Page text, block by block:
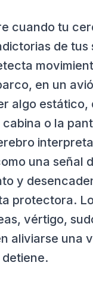
cuando tu
de tus
en un
algo estático,
o la
una señal
y
protectora.
vértigo,
aliviarse una